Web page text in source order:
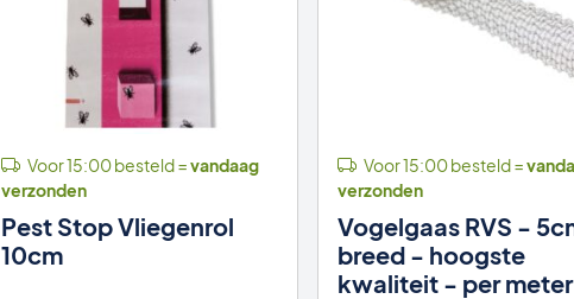
Voor 15:00 besteld =vandaag
verzonden
Pest Stop Vliegenrol
10cm
Voor 15:00 besteld =
verzonden
Vogelgaas RVS -
breed - hoogste
kwaliteit - per meter